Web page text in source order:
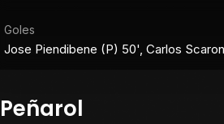
Goles
Jose Piendibene (P) 50', Carlos
Peñarol